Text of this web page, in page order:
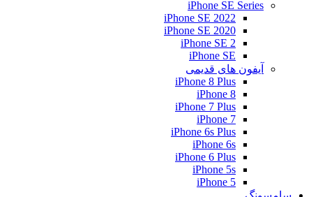
iPhone SE Series
iPhone SE 2022
iPhone SE 2020
iPhone SE 2
iPhone SE
آیفون های قدیمی
iPhone 8 Plus
iPhone 8
iPhone 7 Plus
iPhone 7
iPhone 6s Plus
iPhone 6s
iPhone 6 Plus
iPhone 5s
iPhone 5